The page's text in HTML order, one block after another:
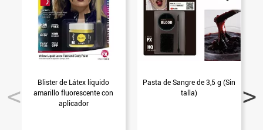
Blister de Látex líquido
amarillo fluorescente con
aplicador
Pasta de Sangre de 3,5 g (Sin
talla)